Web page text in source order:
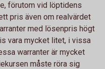
förutom vid löptidens
pris även om realvärdet
med lösenpris högt
vara mycket litet, i vissa
warranter är mycket
måste röra sig